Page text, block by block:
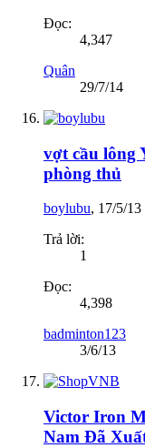
Đọc:
4,347
Quân
29/7/14
vợt cầu lông
phòng thủ
boylubu, 17/5/13
Trả lời:
1
Đọc:
4,398
badminton123
3/6/13
Victor Iron
Nam Đã